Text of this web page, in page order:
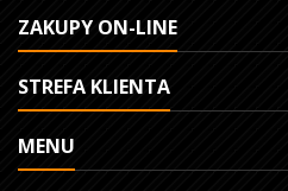
ZAKUPY ON-LINE
STREFA KLIENTA
MENU